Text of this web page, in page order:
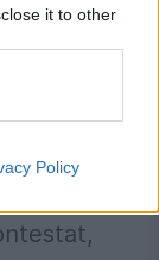
it to other
Policy
ca
la